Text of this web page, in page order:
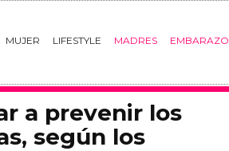
MUJER LIFESTYLE MADRES EMBARAZO
a prevenir los
según los